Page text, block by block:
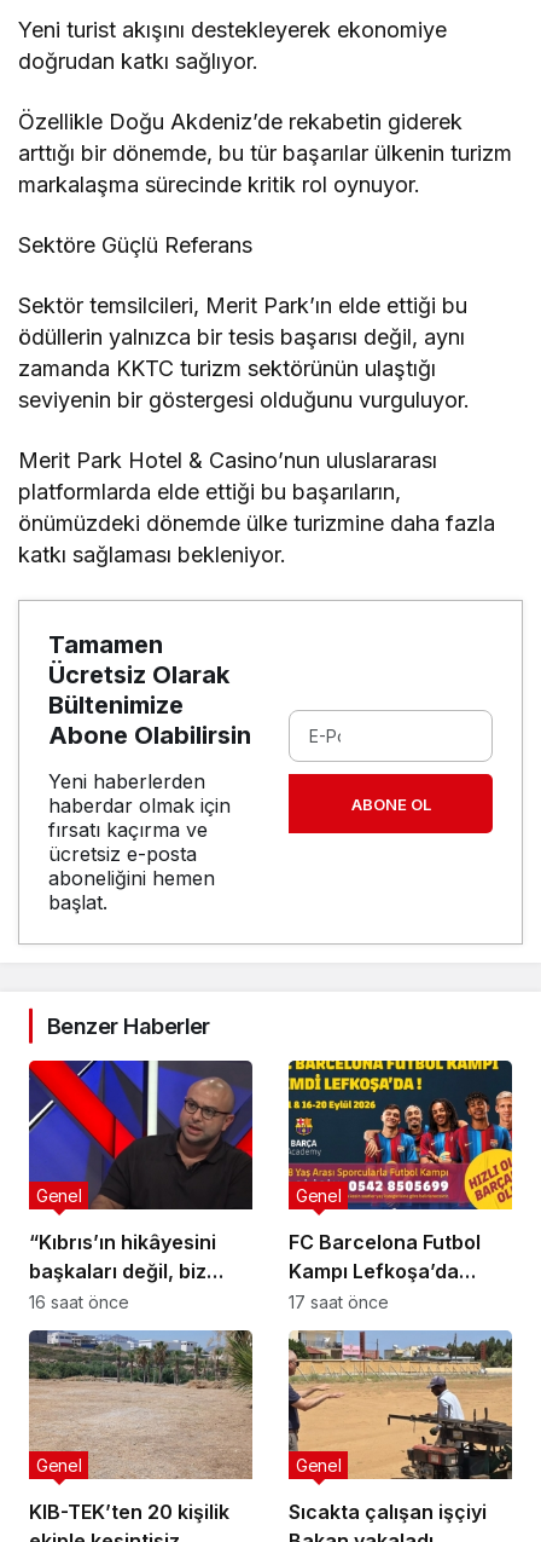
Yeni turist akışını destekleyerek ekonomiye
doğrudan katkı sağlıyor.
Özellikle Doğu Akdeniz’de rekabetin giderek
arttığı bir dönemde, bu tür başarılar ülkenin turizm
markalaşma sürecinde kritik rol oynuyor.
Sektöre Güçlü Referans
Sektör temsilcileri, Merit Park’ın elde ettiği bu
ödüllerin yalnızca bir tesis başarısı değil, aynı
zamanda KKTC turizm sektörünün ulaştığı
seviyenin bir göstergesi olduğunu vurguluyor.
Merit Park Hotel & Casino’nun uluslararası
platformlarda elde ettiği bu başarıların,
önümüzdeki dönemde ülke turizmine daha fazla
katkı sağlaması bekleniyor.
Tamamen
Ücretsiz Olarak
Bültenimize
Abone Olabilirsin
Yeni haberlerden
haberdar olmak için
fırsatı kaçırma ve
ücretsiz e-posta
aboneliğini hemen
başlat.
ABONE OL
Benzer Haberler
“Kıbrıs’ın hikâyesini
başkaları değil, biz
anlatmalıyız”
Genel
16 saat önce
FC Barcelona Futbol
Kampı Lefkoşa’da
Başlıyor
Genel
17 saat önce
KIB-TEK’ten 20 kişilik
Genel
Sıcakta çalışan işçiyi
Genel